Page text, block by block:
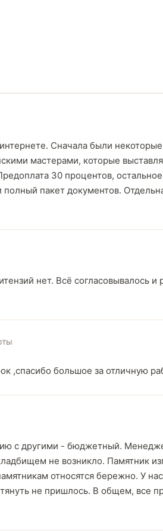
Сначала были
мастерами, которые
30 процентов,
пакет документов.
нет. Всё согласовывалось
,спасибо большое за отличную
с другими - бюджетный.
не возникло. Памятник
относятся бережно. У
не пришлось. В общем, все